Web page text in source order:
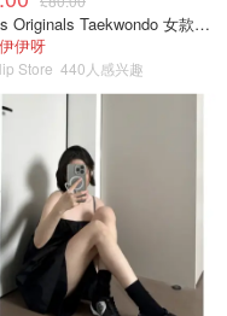
adidas Originals Taekwondo 女款黑色运动鞋
伊呀
Store 440人感兴趣